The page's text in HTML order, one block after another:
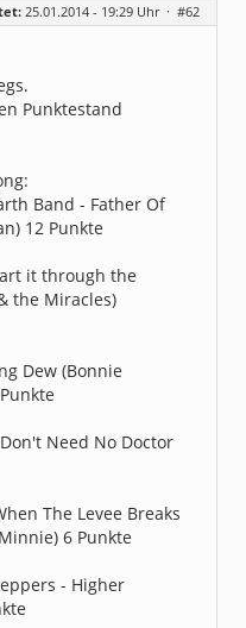
25.01.2014 - 19:29 Uhr · #62
Punktestand
Band - Father Of
12 Punkte
it through the
the Miracles)
Dew (Bonnie
Need No Doctor
The Levee Breaks
6 Punkte
- Higher